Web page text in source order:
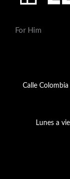
For Him
Calle
Lunes a